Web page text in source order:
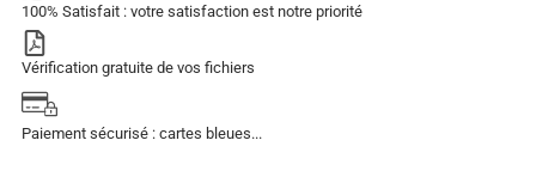
100% Satisfait : votre satisfaction est notre priorité
Vérification gratuite de vos fichiers
Paiement sécurisé : cartes bleues...